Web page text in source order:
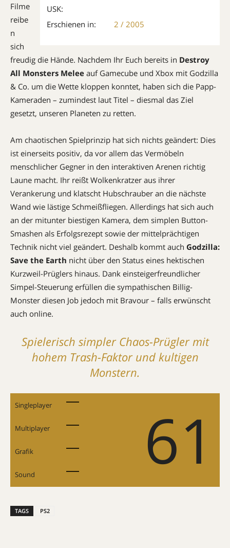
USK:
Erschienen in:
2 / 2005
Filme
reibe
n
sich
freudig die Hände. Nachdem Ihr Euch bereits in Destroy
All Monsters Melee auf Gamecube und Xbox mit Godzilla
& Co. um die Wette kloppen konntet, haben sich die Papp-
Kameraden – zumindest laut Titel – diesmal das Ziel
gesetzt, unseren Planeten zu retten.
Am chaotischen Spielprinzip hat sich nichts geändert: Dies
ist einerseits positiv, da vor allem das Vermöbeln
menschlicher Gegner in den interaktiven Arenen richtig
Laune macht. Ihr reißt Wolkenkratzer aus ihrer
Verankerung und klatscht Hubschrauber an die nächste
Wand wie lästige Schmeißfliegen. Allerdings hat sich auch
an der mitunter biestigen Kamera, dem simplen Button-
Smashen als Erfolgsrezept sowie der mittelprächtigen
Technik nicht viel geändert. Deshalb kommt auch Godzilla:
Save the Earth nicht über den Status eines hektischen
Kurzweil-Prüglers hinaus. Dank einsteigerfreundlicher
Simpel-Steuerung erfüllen die sympathischen Billig-
Monster diesen Job jedoch mit Bravour – falls erwünscht
auch online.
Spielerisch simpler Chaos-Prügler mit
hohem Trash-Faktor und ­kultigen
Monstern.
Singleplayer 61
Multiplayer
Grafik
Sound
TAGS PS2